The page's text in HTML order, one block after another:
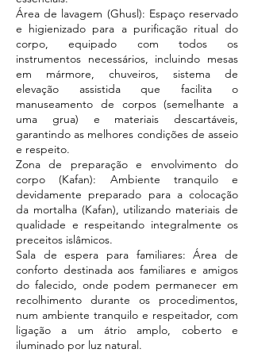
Área de lavagem (Ghusl): Espaço reservado
e higienizado para a purificação ritual do
corpo, equipado com todos os
instrumentos necessários, incluindo mesas
em mármore, chuveiros, sistema de
elevação assistida que facilita o
manuseamento de corpos (semelhante a
uma grua) e materiais descartáveis,
garantindo as melhores condições de asseio
e respeito.
Zona de preparação e envolvimento do
corpo (Kafan): Ambiente tranquilo e
devidamente preparado para a colocação
da mortalha (Kafan), utilizando materiais de
qualidade e respeitando integralmente os
preceitos islâmicos.
Sala de espera para familiares: Área de
conforto destinada aos familiares e amigos
do falecido, onde podem permanecer em
recolhimento durante os procedimentos,
num ambiente tranquilo e respeitador, com
ligação a um átrio amplo, coberto e
iluminado por luz natural.